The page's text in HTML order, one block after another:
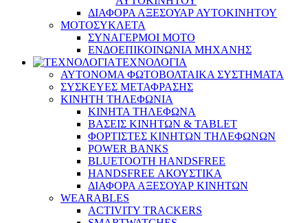
ΔΙΑΦΟΡΑ ΑΞΕΣΟΥΑΡ ΑΥΤΟΚΙΝΗΤΟΥ
ΜΟΤΟΣΥΚΛΕΤΑ
ΣΥΝΑΓΕΡΜΟΙ ΜΟΤΟ
ΕΝΔΟΕΠΙΚΟΙΝΩΝΙΑ ΜΗΧΑΝΗΣ
ΤΕΧΝΟΛΟΓΙΑ
ΑΥΤΟΝΟΜΑ ΦΩΤΟΒΟΛΤΑΙΚΑ ΣΥΣΤΗΜΑΤΑ
ΣΥΣΚΕΥΕΣ ΜΕΤΑΦΡΑΣΗΣ
ΚΙΝΗΤΗ ΤΗΛΕΦΩΝΙΑ
ΚΙΝΗΤΑ ΤΗΛΕΦΩΝΑ
ΒΑΣΕΙΣ ΚΙΝΗΤΩΝ & TABLET
ΦΟΡΤΙΣΤΕΣ ΚΙΝΗΤΩΝ ΤΗΛΕΦΩΝΩΝ
POWER BANKS
BLUETOOTH HANDSFREE
HANDSFREE ΑΚΟΥΣΤΙΚΑ
ΔΙΑΦΟΡΑ ΑΞΕΣΟΥΑΡ ΚΙΝΗΤΩΝ
WEARABLES
ACTIVITY TRACKERS